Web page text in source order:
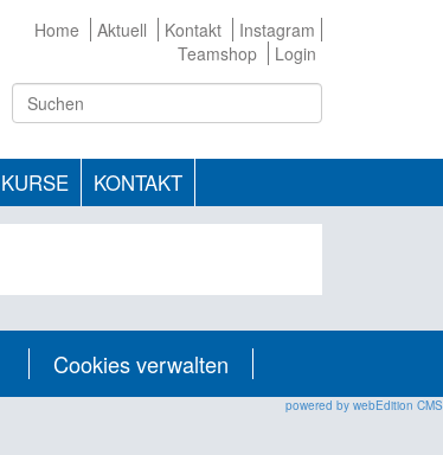
Home Aktuell Kontakt
Instagram
Teamshop
Login
KURSE KONTAKT
Cookies verwalten
powered by webEdition CMS